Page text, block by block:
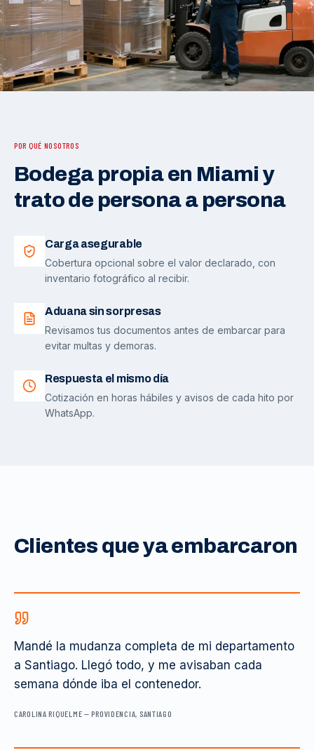
POR QUÉ NOSOTROS
Bodega propia en Miami y
trato de persona a persona
Carga asegurable
Cobertura opcional sobre el valor declarado, con
inventario fotográfico al recibir.
Aduana sin sorpresas
Revisamos tus documentos antes de embarcar para
evitar multas y demoras.
Respuesta el mismo día
Cotización en horas hábiles y avisos de cada hito por
WhatsApp.
Clientes que ya embarcaron
Mandé la mudanza completa de mi departamento
a Santiago. Llegó todo, y me avisaban cada
semana dónde iba el contenedor.
CAROLINA RIQUELME —PROVIDENCIA, SANTIAGO